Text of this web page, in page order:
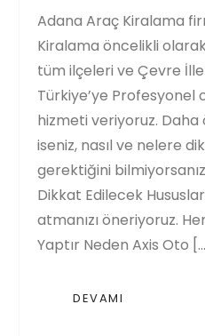
Adana Araç Kiralama
Kiralama öncelikli
tüm ilçeleri ve Çevre
Türkiye’ye Profesyonel
hizmeti veriyoruz.
iseniz, nasıl ve nelere
gerektiğini
Dikkat Edilecek
atmanızı öneriyoruz.
Yaptır Neden Axis Oto
DEVAMI